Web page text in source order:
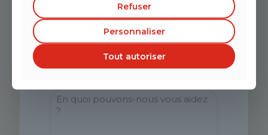
Refuser
Personnaliser
Tout autoriser